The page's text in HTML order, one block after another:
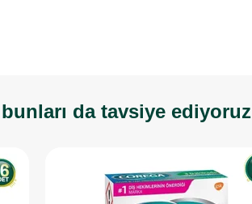
da tavsiye